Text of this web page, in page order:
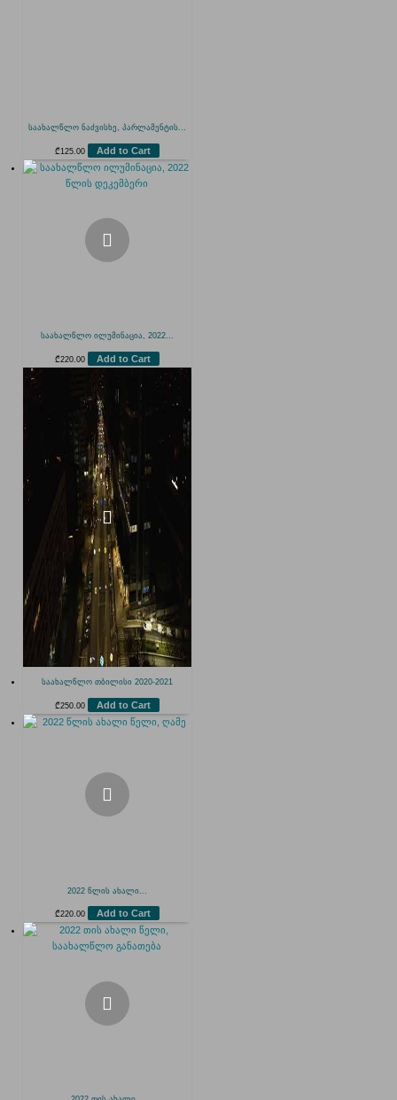
საახალწლო ნაძვისხე, პარლამენტის...
₾ 125.00 Add to Cart
საახალწლო ილუმინაცია, 2022...
₾220.00 Add to Cart
საახალწლო თბილისი 2020-2021
₾250.00 Add to Cart
2022 წლის ახალი...
₾220.00 Add to Cart